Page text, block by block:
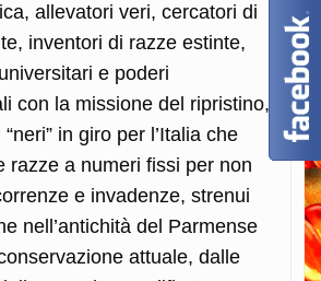
allevatori veri, cercatori di
inventori di razze estinte,
e poderi
con la missione del ripristino,
in giro per l’Italia che
razze a numeri fissi per non
e invadenze, strenui
nell’antichità del Parmense
attuale, dalle